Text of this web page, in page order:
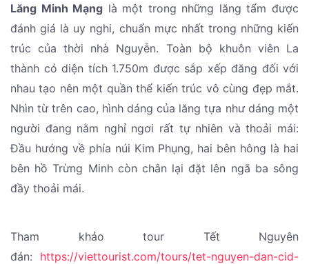
Lăng Minh Mạng là một trong những lăng tẩm được
đánh giá là uy nghi, chuẩn mực nhất trong những kiến
trúc của thời nhà Nguyễn. Toàn bộ khuôn viên La
thành có diện tích 1.750m được sắp xếp đăng đối với
nhau tạo nên một quần thể kiến trúc vô cùng đẹp mắt.
Nhìn từ trên cao, hình dáng của lăng tựa như dáng một
người đang nằm nghỉ ngơi rất tự nhiên và thoải mái:
Đầu hướng về phía núi Kim Phụng, hai bên hông là hai
bên hồ Trừng Minh còn chân lại đặt lên ngã ba sông
đầy thoải mái.
Tham khảo tour Tết Nguyên
đán: https://viettourist.com/tours/tet-nguyen-dan-cid-